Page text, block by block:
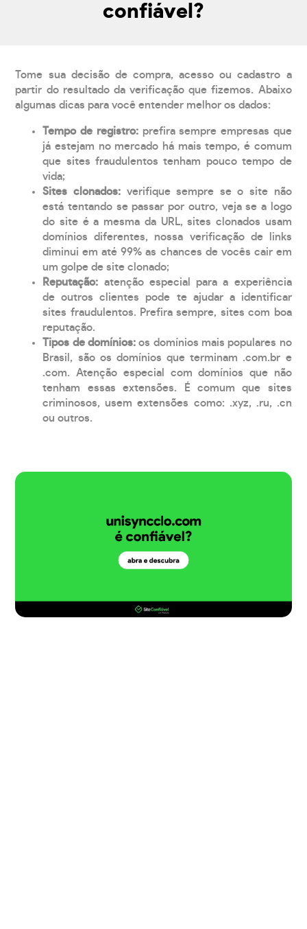
confiável?
Tome sua decisão de compra, acesso ou cadastro a
partir do resultado da verificação que fizemos. Abaixo
algumas dicas para você entender melhor os dados:
Tempo de registro: prefira sempre empresas que
já estejam no mercado há mais tempo, é comum
que sites fraudulentos tenham pouco tempo de
vida;
Sites clonados: verifique sempre se o site não
está tentando se passar por outro, veja se a logo
do site é a mesma da URL, sites clonados usam
domínios diferentes, nossa verificação de links
diminui em até 99% as chances de vocês cair em
um golpe de site clonado;
Reputação: atenção especial para a experiência
de outros clientes pode te ajudar a identificar
sites fraudulentos. Prefira sempre, sites com boa
reputação.
Tipos de domínios:os domínios mais populares no
Brasil, são os domínios que terminam .com.br e
.com. Atenção especial com domínios que não
tenham essas extensões. É comum que sites
criminosos, usem extensões como: .xyz, .ru, .cn
ou outros.